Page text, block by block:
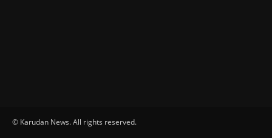
© Karudan News. All rights reserved.